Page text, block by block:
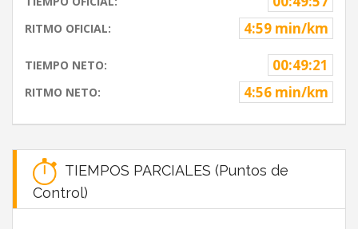
RITMO OFICIAL: 4:59 min/km
TIEMPO NETO: 00:49:21
RITMO NETO: 4:56 min/km
TIEMPOS PARCIALES (Puntos de
Control)